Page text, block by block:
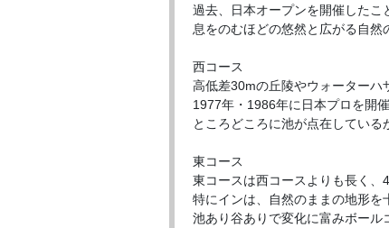
過去、日本オープンを開催した
息をのむほどの悠然と広がる自然
西コース
高低差30mの丘陵やウォーターハ
1977年・1986年に日本プロを開
ところどころに池が点在している
東コース
東コースは西コースよりも長く、
特にインは、自然のままの地形を
池あり谷ありで変化に富みボール